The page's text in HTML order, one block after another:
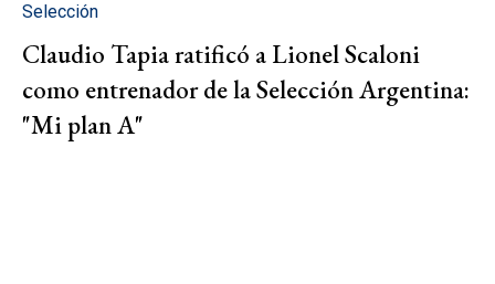
Selección
Claudio Tapia ratificó a Lionel Scaloni
como entrenador de la Selección Argentina:
"Mi plan A"